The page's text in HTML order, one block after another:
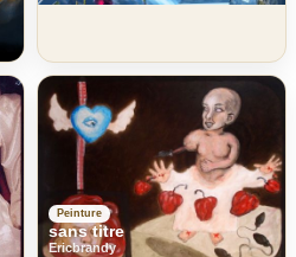
Peinture
sans titre
Ericbrandy